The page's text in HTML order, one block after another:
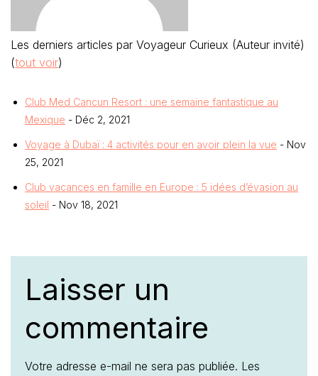
Les derniers articles par Voyageur Curieux (Auteur invité)
(tout voir)
Club Med Cancun Resort : une semaine fantastique au
Mexique - Déc 2, 2021
Voyage à Dubaï : 4 activités pour en avoir plein la vue - Nov
25, 2021
Club vacances en famille en Europe : 5 idées d’évasion au
soleil - Nov 18, 2021
Laisser un
commentaire
Votre adresse e-mail ne sera pas publiée. Les